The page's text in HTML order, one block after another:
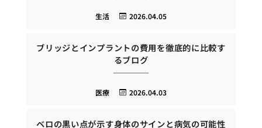
2026.04.05
生活
ブリッジとインプラントの費用を徹底的に比較す
るブログ
2026.04.03
医療
ベロの黒い点が示す身体のサインと病気の可能性